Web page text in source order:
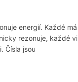
energií. Každé
rezonuje, každé
Čísla jsou